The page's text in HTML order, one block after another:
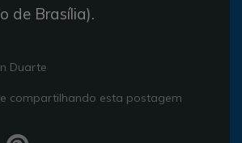
de Brasília).
Duarte
compartilhando esta postagem